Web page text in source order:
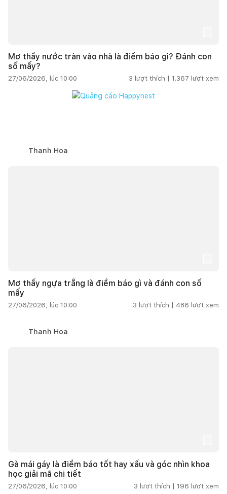
Mơ thấy nước tràn vào nhà là điềm báo gì? Đánh con
số mấy?
27/06/2026, lúc 10:00 3 lượt thích | 1.367 lượt xem
Thanh Hoa
Mơ thấy ngựa trắng là điềm báo gì và đánh con số
mấy
27/06/2026, lúc 10:00 3 lượt thích | 486 lượt xem
Thanh Hoa
Gà mái gáy là điềm báo tốt hay xấu và góc nhìn khoa
học giải mã chi tiết
27/06/2026, lúc 10:00 3 lượt thích | 196 lượt xem